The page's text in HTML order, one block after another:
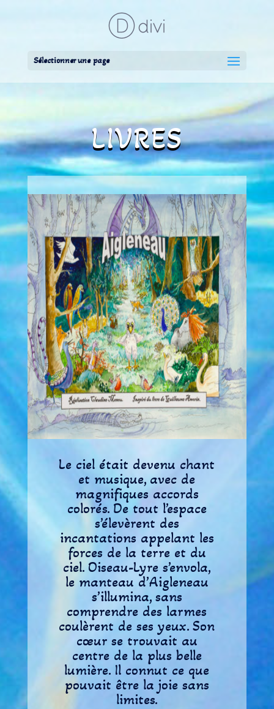
Sélectionner une page
LIVRES
Le ciel était devenu chant
et musique, avec de
magnifiques accords
colorés. De tout l’espace
s’élevèrent des
incantations appelant les
forces de la terre et du
ciel. Oiseau-Lyre s’envola,
le manteau d’Aigleneau
s’illumina, sans
comprendre des larmes
coulèrent de ses yeux. Son
cœur se trouvait au
centre de la plus belle
lumière. Il connut ce que
pouvait être la joie sans
limites.